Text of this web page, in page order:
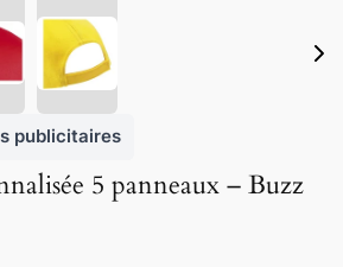
publicitaires
5 panneaux – Buzz